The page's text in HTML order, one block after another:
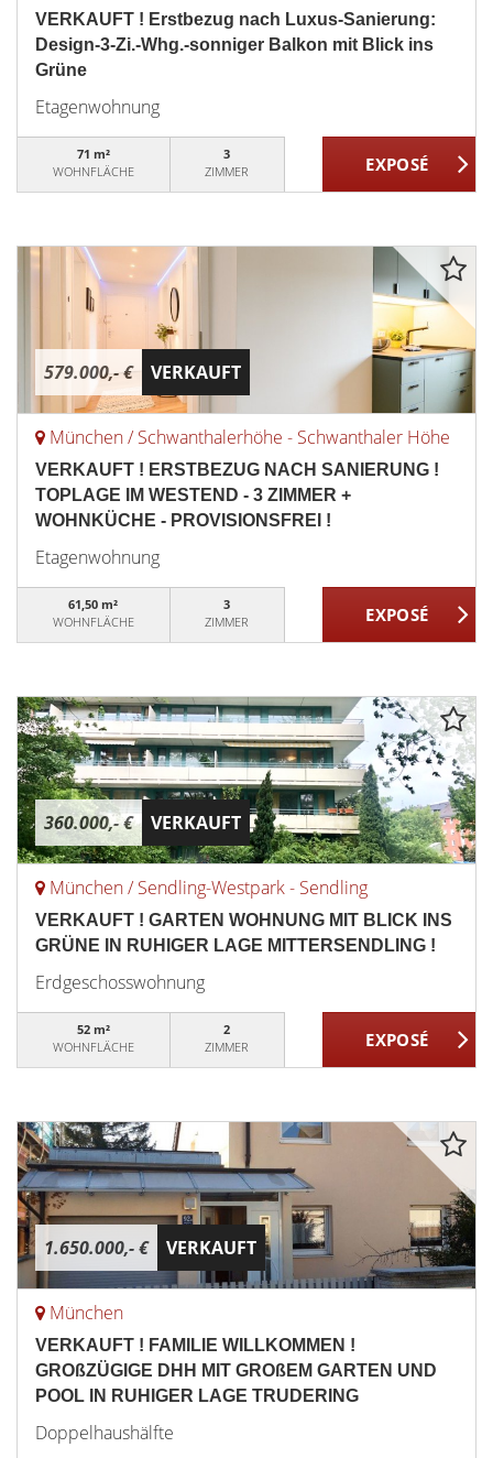
VERKAUFT ! Erstbezug nach Luxus-Sanierung:
Design-3-Zi.-Whg.-sonniger Balkon mit Blick ins
Grüne
Etagenwohnung
71 m²
WOHNFLÄCHE
3
ZIMMER
579.000,- € VERKAUFT
München / Schwanthalerhöhe - Schwanthaler Höhe
VERKAUFT ! ERSTBEZUG NACH SANIERUNG !
TOPLAGE IM WESTEND - 3 ZIMMER +
WOHNKÜCHE - PROVISIONSFREI !
Etagenwohnung
61,50 m²
WOHNFLÄCHE
3
ZIMMER
360.000,- € VERKAUFT
München / Sendling-Westpark - Sendling
VERKAUFT ! GARTEN WOHNUNG MIT BLICK INS
GRÜNE IN RUHIGER LAGE MITTERSENDLING !
Erdgeschosswohnung
52 m²
WOHNFLÄCHE
2
ZIMMER
1.650.000,- € VERKAUFT
München
VERKAUFT ! FAMILIE WILLKOMMEN !
GROßZÜGIGE DHH MIT GROßEM GARTEN UND
POOL IN RUHIGER LAGE TRUDERING
Doppelhaushälfte